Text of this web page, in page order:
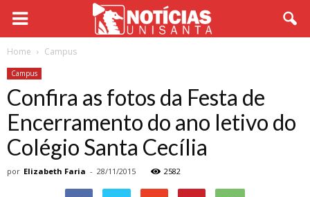
Home Campus
Campus
Confira as fotos da Festa de
Encerramento do ano letivo do
Colégio Santa Cecília
por Elizabeth Faria - 28/11/2015 2582